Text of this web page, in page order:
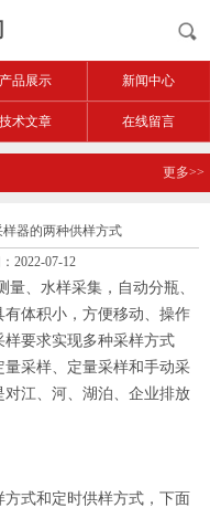
产品展示 新闻中心
技术文章 在线留言
更多>>
器的两种供样方式
2022-07-12
量、水样采集，自动分瓶、
体积小，方便移动、操作
要求实现多种采样方式
量采样、定量采样和手动采
江、河、湖泊、企业排放
方式和定时供样方式，下面